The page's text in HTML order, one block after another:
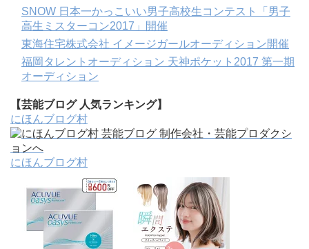
SNOW 日本一かっこいい男子高校生コンテスト「男子
高生ミスターコン2017」開催
東海住宅株式会社 イメージガールオーディション開催
福岡タレントオーディション 天神ポケット2017 第一期
オーディション
【芸能ブログ 人気ランキング】
にほんブログ村
にほんブログ村